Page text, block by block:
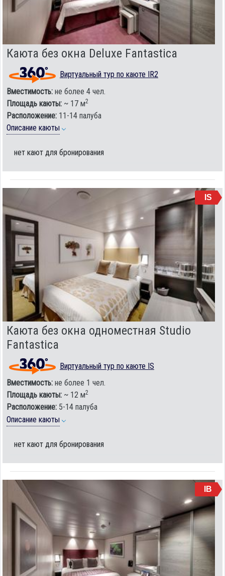
Каюта без окна Deluxe Fantastica
Виртуальный тур по каюте IR2
Вместимость: не более 4 чел.
Площадь каюты: ~ 17 м2
Расположение: 11-14 палуба
Описание каюты
нет кают для бронирования
IS
Каюта без окна одноместная Studio
Fantastica
Виртуальный тур по каюте IS
Вместимость: не более 1 чел.
Площадь каюты: ~ 12 м2
Расположение: 5-14 палуба
Описание каюты
нет кают для бронирования
IB